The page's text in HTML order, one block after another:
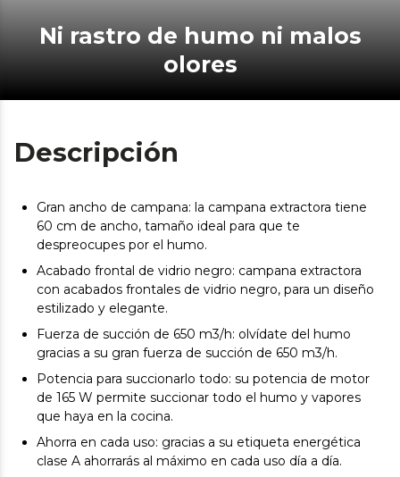
Ni rastro de humo ni malos
olores
Descripción
Gran ancho de campana: la campana extractora tiene
60 cm de ancho, tamaño ideal para que te
despreocupes por el humo.
Acabado frontal de vidrio negro: campana extractora
con acabados frontales de vidrio negro, para un diseño
estilizado y elegante.
Fuerza de succión de 650 m3/h: olvídate del humo
gracias a su gran fuerza de succión de 650 m3/h.
Potencia para succionarlo todo: su potencia de motor
de 165 W permite succionar todo el humo y vapores
que haya en la cocina.
Ahorra en cada uso: gracias a su etiqueta energética
clase A ahorrarás al máximo en cada uso día a día.